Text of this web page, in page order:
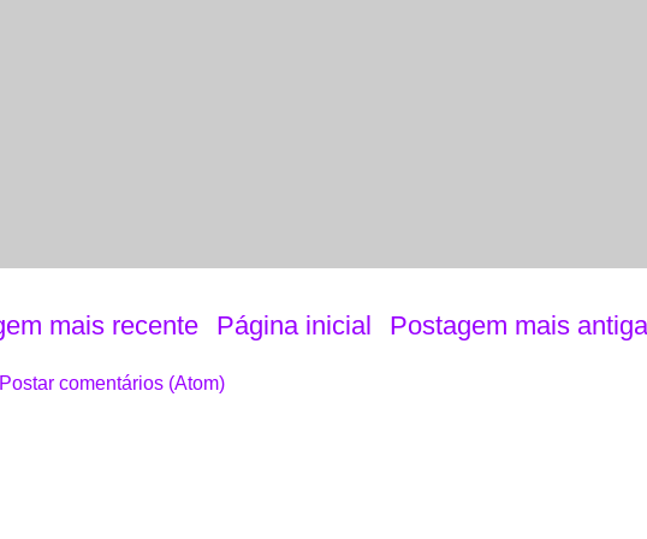
mais recente Postagem mais antiga
Página inicial
Postar comentários (Atom)